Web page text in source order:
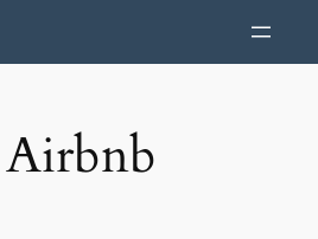
Airbnb